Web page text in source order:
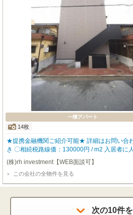
一棟アパート
14枚
★提携金融機関ご紹介可能★ 詳細はお問い合わせくださ
き 〇相続税路線価：130000円 / m2 入居者に人気な設備を数多く設置している
ので、入居率も高く どなたにも気に入って頂け
物件仕様▼ ・ロフト ・バストイレ別 ・追い炊
タ付きインターホン 【robothomeグループ】 ・東証上場企業グループ会社 ・
仕入、設計、施工、販売、管理、ワンストッ
(株)rh investment【WEB面談可】
この会社の全物件を見る
次の10件